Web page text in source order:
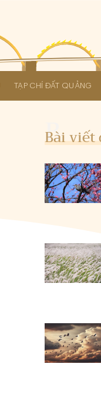
TẠP CHÍ ĐẤT QUẢNG
Bài viết